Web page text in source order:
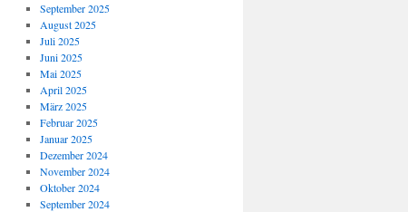
September 2025
August 2025
Juli 2025
Juni 2025
Mai 2025
April 2025
März 2025
Februar 2025
Januar 2025
Dezember 2024
November 2024
Oktober 2024
September 2024